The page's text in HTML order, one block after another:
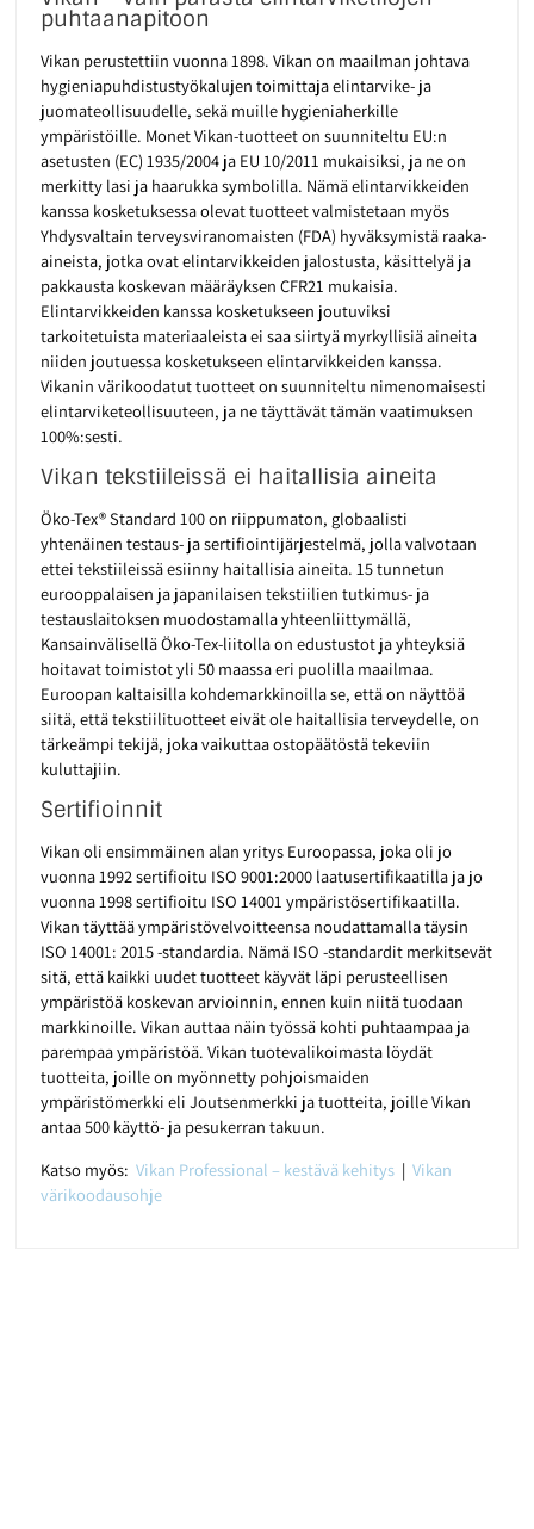
puhtaanapitoon
Vikan perustettiin vuonna 1898. Vikan on maailman johtava
hygieniapuhdistustyökalujen toimittaja elintarvike- ja
juomateollisuudelle, sekä muille hygieniaherkille
ympäristöille. Monet Vikan-tuotteet on suunniteltu EU:n
asetusten (EC) 1935/2004 ja EU 10/2011 mukaisiksi, ja ne on
merkitty lasi ja haarukka symbolilla. Nämä elintarvikkeiden
kanssa kosketuksessa olevat tuotteet valmistetaan myös
Yhdysvaltain terveysviranomaisten (FDA) hyväksymistä raaka-
aineista, jotka ovat elintarvikkeiden jalostusta, käsittelyä ja
pakkausta koskevan määräyksen CFR21 mukaisia.
Elintarvikkeiden kanssa kosketukseen joutuviksi
tarkoitetuista materiaaleista ei saa siirtyä myrkyllisiä aineita
niiden joutuessa kosketukseen elintarvikkeiden kanssa.
Vikanin värikoodatut tuotteet on suunniteltu nimenomaisesti
elintarviketeollisuuteen, ja ne täyttävät tämän vaatimuksen
100%:sesti.
Vikan tekstiileissä ei haitallisia aineita
Öko-Tex® Standard 100 on riippumaton, globaalisti
yhtenäinen testaus- ja sertifiointijärjestelmä, jolla valvotaan
ettei tekstiileissä esiinny haitallisia aineita. 15 tunnetun
eurooppalaisen ja japanilaisen tekstiilien tutkimus- ja
testauslaitoksen muodostamalla yhteenliittymällä,
Kansainvälisellä Öko-Tex-liitolla on edustustot ja yhteyksiä
hoitavat toimistot yli 50 maassa eri puolilla maailmaa.
Euroopan kaltaisilla kohdemarkkinoilla se, että on näyttöä
siitä, että tekstiilituotteet eivät ole haitallisia terveydelle, on
tärkeämpi tekijä, joka vaikuttaa ostopäätöstä tekeviin
kuluttajiin.
Sertifioinnit
Vikan oli ensimmäinen alan yritys Euroopassa, joka oli jo
vuonna 1992 sertifioitu ISO 9001:2000 laatusertifikaatilla ja jo
vuonna 1998 sertifioitu ISO 14001 ympäristösertifikaatilla.
Vikan täyttää ympäristövelvoitteensa noudattamalla täysin
ISO 14001: 2015 -standardia. Nämä ISO -standardit merkitsevät
sitä, että kaikki uudet tuotteet käyvät läpi perusteellisen
ympäristöä koskevan arvioinnin, ennen kuin niitä tuodaan
markkinoille. Vikan auttaa näin työssä kohti puhtaampaa ja
parempaa ympäristöä. Vikan tuotevalikoimasta löydät
tuotteita, joille on myönnetty pohjoismaiden
ympäristömerkki eli Joutsenmerkki ja tuotteita, joille Vikan
antaa 500 käyttö- ja pesukerran takuun.
Katso myös:Vikan Professional – kestävä kehitys | Vikan
värikoodausohje